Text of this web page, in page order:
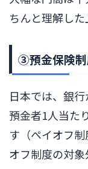
ちんと理解した
③預金保険制
日本では、銀
預金者1人当た
す（ペイオフ
オフ制度の対象